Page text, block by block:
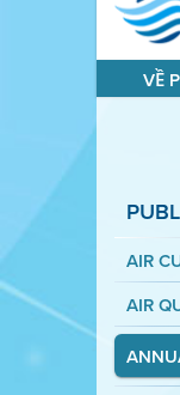
VỀ
AIR
AIR